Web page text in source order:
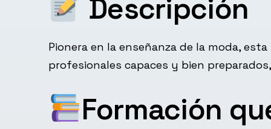
Descripción
Pionera en la enseñanza de la moda,
profesionales capaces y bien
Formación